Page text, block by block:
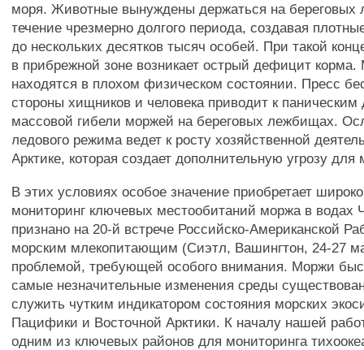
моря. Животные вынуждены держаться на береговых
течение чрезмерно долгого периода, создавая
до нескольких десятков тысяч особей. При такой
в прибрежной зоне возникает острый дефицит
находятся в плохом физическом состоянии. Пресс
стороны хищников и человека приводит к паническим
массовой гибели моржей на береговых лежбищах.
ледового режима ведет к росту хозяйственной
Арктике, которая создает дополнительную угрозу
В этих условиях особое значение приобретает
мониторинг ключевых местообитаний моржа в водах
признано на 20-й встрече Российско-Американской
морским млекопитающим (Сиэтл, Вашингтон, 24-27
проблемой, требующей особого внимания. Моржи
самые незначительные изменения среды
служить чутким индикатором состояния морских
Пацифики и Восточной Арктики. К началу нашей
одним из ключевых районов для мониторинга